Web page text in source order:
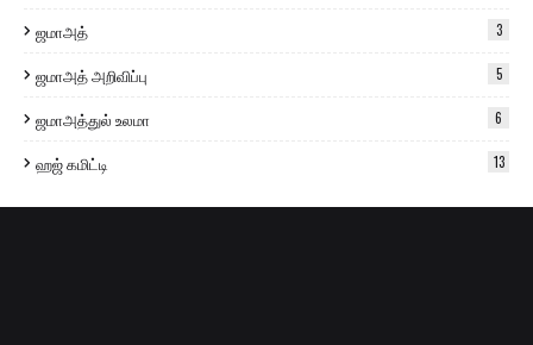
ஜமாஅத் 3
ஜமாஅத் அறிவிப்பு 5
ஜமாஅத்துல் உலமா 6
ஹஜ் கமிட்டி 13